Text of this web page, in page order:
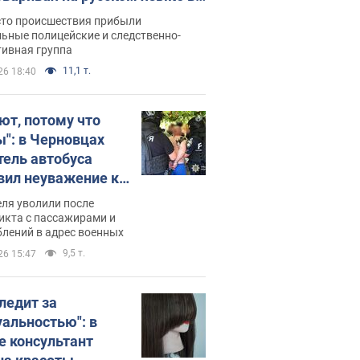
полиция составила
протокол.
происшествия прибыли
полицейские и следственно-
группа
18:40 11,1 т.
потому что
в Черновцах
автобуса
неуважение к
военным и
за это.
уволили после
с пассажирами и
в адрес военных
15:47 9,5 т.
за
в
консультант